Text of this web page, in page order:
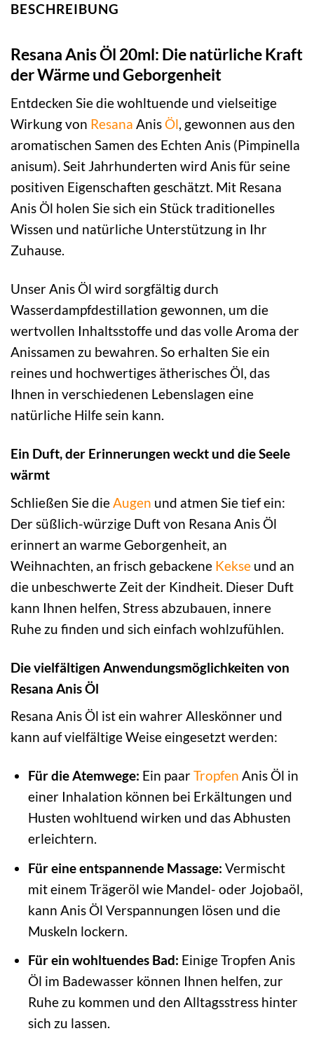
BESCHREIBUNG
Resana Anis Öl 20ml: Die natürliche Kraft
der Wärme und Geborgenheit
Entdecken Sie die wohltuende und vielseitige
Wirkung von Resana Anis Öl, gewonnen aus den
aromatischen Samen des Echten Anis (Pimpinella
anisum). Seit Jahrhunderten wird Anis für seine
positiven Eigenschaften geschätzt. Mit Resana
Anis Öl holen Sie sich ein Stück traditionelles
Wissen und natürliche Unterstützung in Ihr
Zuhause.
Unser Anis Öl wird sorgfältig durch
Wasserdampfdestillation gewonnen, um die
wertvollen Inhaltsstoffe und das volle Aroma der
Anissamen zu bewahren. So erhalten Sie ein
reines und hochwertiges ätherisches Öl, das
Ihnen in verschiedenen Lebenslagen eine
natürliche Hilfe sein kann.
Ein Duft, der Erinnerungen weckt und die Seele
wärmt
Schließen Sie die Augen und atmen Sie tief ein:
Der süßlich-würzige Duft von Resana Anis Öl
erinnert an warme Geborgenheit, an
Weihnachten, an frisch gebackene Kekse und an
die unbeschwerte Zeit der Kindheit. Dieser Duft
kann Ihnen helfen, Stress abzubauen, innere
Ruhe zu finden und sich einfach wohlzufühlen.
Die vielfältigen Anwendungsmöglichkeiten von
Resana Anis Öl
Resana Anis Öl ist ein wahrer Alleskönner und
kann auf vielfältige Weise eingesetzt werden:
Für die Atemwege: Ein paarTropfen Anis Öl in
einer Inhalation können bei Erkältungen und
Husten wohltuend wirken und das Abhusten
erleichtern.
Für eine entspannende Massage: Vermischt
mit einem Trägeröl wie Mandel- oder Jojobaöl,
kann Anis Öl Verspannungen lösen und die
Muskeln lockern.
Für ein wohltuendes Bad: Einige Tropfen Anis
Öl im Badewasser können Ihnen helfen, zur
Ruhe zu kommen und den Alltagsstress hinter
sich zu lassen.